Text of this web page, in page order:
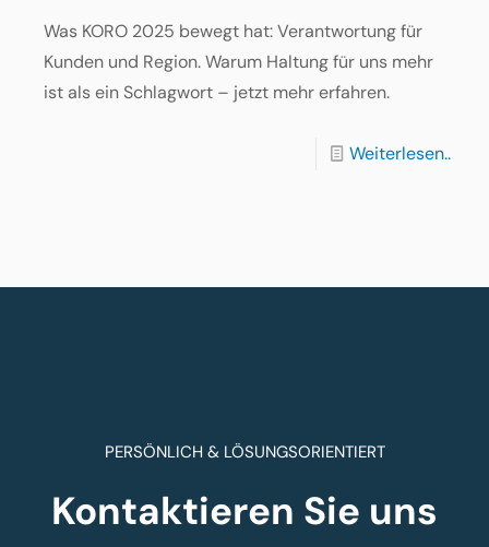
Was KORO 2025 bewegt hat: Verantwortung für
Kunden und Region. Warum Haltung für uns mehr
ist als ein Schlagwort – jetzt mehr erfahren.
Weiterlesen..
PERSÖNLICH & LÖSUNGSORIENTIERT
Kontaktieren Sie uns